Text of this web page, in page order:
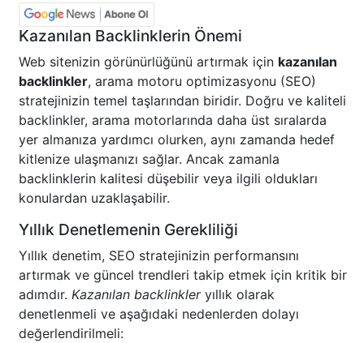
Kazanılan Backlinklerin Önemi
Web sitenizin görünürlüğünü artırmak için kazanılan
backlinkler, arama motoru optimizasyonu (SEO)
stratejinizin temel taşlarından biridir. Doğru ve kaliteli
backlinkler, arama motorlarında daha üst sıralarda
yer almanıza yardımcı olurken, aynı zamanda hedef
kitlenize ulaşmanızı sağlar. Ancak zamanla
backlinklerin kalitesi düşebilir veya ilgili oldukları
konulardan uzaklaşabilir.
Yıllık Denetlemenin Gerekliliği
Yıllık denetim, SEO stratejinizin performansını
artırmak ve güncel trendleri takip etmek için kritik bir
adımdır. Kazanılan backlinkleryıllık olarak
denetlenmeli ve aşağıdaki nedenlerden dolayı
değerlendirilmeli: